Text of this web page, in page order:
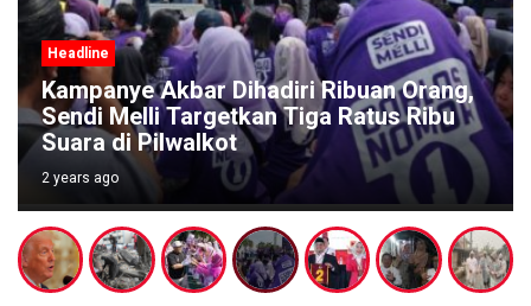
Headline
Kampanye Akbar Dihadiri Ribuan Orang,
Sendi Melli Targetkan Tiga Ratus Ribu
Suara di Pilwalkot
2 years ago